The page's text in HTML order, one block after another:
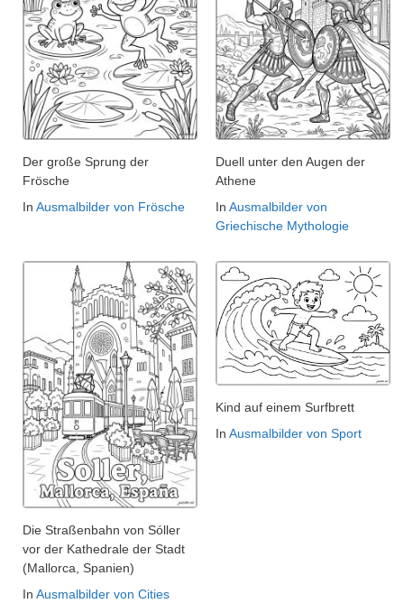
Der große Sprung der
Frösche
In Ausmalbilder von Frösche
Duell unter den Augen der
Athene
In Ausmalbilder von
Griechische Mythologie
Die Straßenbahn von Sóller
vor der Kathedrale der Stadt
(Mallorca, Spanien)
In Ausmalbilder von Cities
Kind auf einem Surfbrett
In Ausmalbilder von Sport